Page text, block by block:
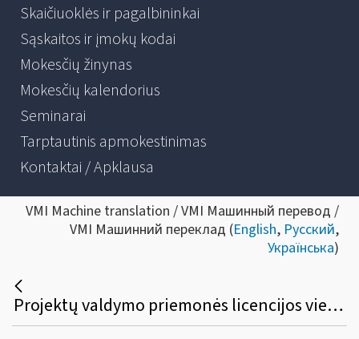
Skaičiuoklės ir pagalbininkai
Sąskaitos ir įmokų kodai
Mokesčių žinynas
Mokesčių kalendorius
Seminarai
Tarptautinis apmokestinimas
Kontaktai / Apklausa
VMI Machine translation / VMI Машинный перевод /
VMI Машинний переклад (English, Русский,
Українська)
Projektų valdymo priemonės licencijos viešasis pirkimas